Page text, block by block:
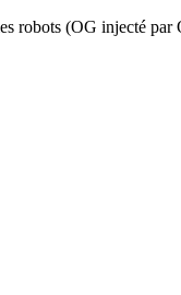
robots (OG injecté par